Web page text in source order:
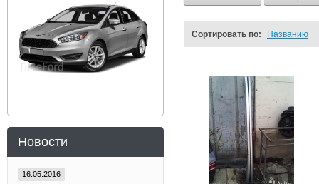
Новости
16.05.2016
Сортировать по: Названию